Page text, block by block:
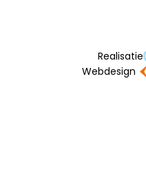
Realisatie
Webdesign